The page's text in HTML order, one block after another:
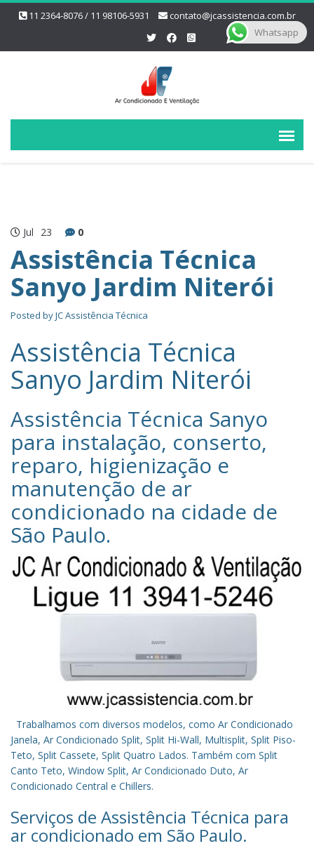
11 2364-8076 / 11 98106-5931 contato@jcassistencia.com.br
Jul 23 0
Assistência Técnica
Sanyo Jardim Niterói
Posted byJC Assistência Técnica
Assistência Técnica
Sanyo Jardim Niterói
Assistência Técnica Sanyo‎
para instalação, conserto,
reparo, higienização e
manutenção de ar
condicionado na cidade de
São Paulo.
Trabalhamos com diversos modelos, como Ar Condicionado
Janela, Ar Condicionado Split, Split Hi-Wall, Multisplit, Split Piso-
Teto, Split Cassete, Split Quatro Lados. Também com Split
Canto Teto, Window Split, Ar Condicionado Duto, Ar
Condicionado Central e Chillers.
Serviços de Assistência Técnica para
ar condicionado em São Paulo.
Whatsapp